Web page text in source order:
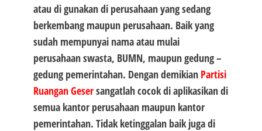
atau di gunakan di perusahaan yang sedang
berkembang maupun perusahaan. Baik yang
sudah mempunyai nama atau mulai
perusahaan swasta, BUMN, maupun gedung –
gedung pemerintahan. Dengan demikian Partisi
Ruangan Gesersangatlah cocok di aplikasikan di
semua kantor perusahaan maupun kantor
pemerintahan. Tidak ketinggalan baik juga di